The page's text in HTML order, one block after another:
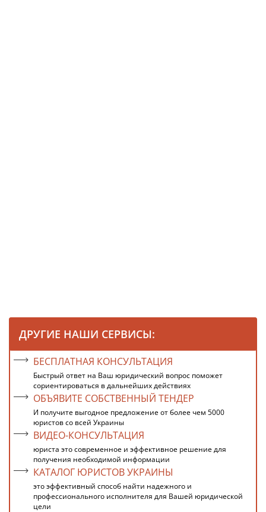
ДРУГИЕ НАШИ СЕРВИСЫ:
БЕСПЛАТНАЯ КОНСУЛЬТАЦИЯ
Быстрый ответ на Ваш юридический вопрос поможет
сориентироваться в дальнейших действиях
ОБЪЯВИТЕ СОБСТВЕННЫЙ ТЕНДЕР
И получите выгодное предложение от более чем 5000
юристов со всей Украины
ВИДЕО-КОНСУЛЬТАЦИЯ
юриста это современное и эффективное решение для
получения необходимой информации
КАТАЛОГ ЮРИСТОВ УКРАИНЫ
это эффективный способ найти надежного и
профессионального исполнителя для Вашей юридической
цели